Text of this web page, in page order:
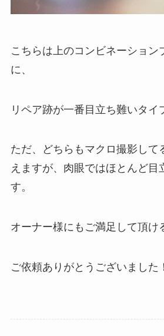
こちらは上のコンビネーション
に、
リペア跡が一番目立ち難いタイ
ただ、どちらもマクロ撮影して
えますが、肉眼ではほとんど目
す。
オーナー様にもご満足して頂け
ご依頼ありがとうございました！